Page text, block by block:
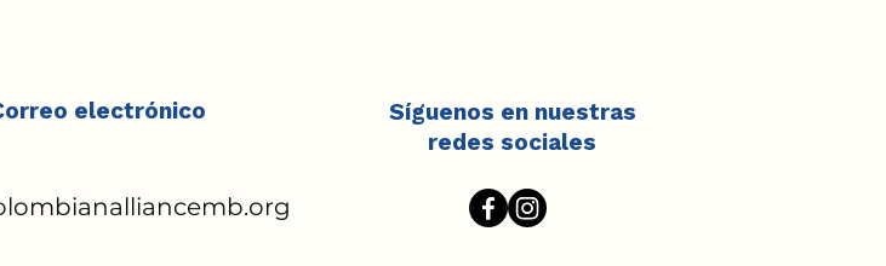
electrónico
Síguenos en nuestras
redes sociales